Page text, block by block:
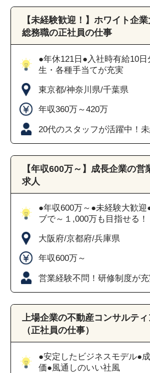
【未経験歓迎！】ホワイト企業
総務職の正社員の仕事
●年休121日●入社時有給10
生・各種手当てが充実
東京都/神奈川県/千葉県
年収360万～420万
20代のスタッフが活躍中！
【年収600万～】成長企業の営
求人
●年収600万～●未経験大歓迎
ブで～１,000万も目指せる！
大阪府/京都府/兵庫県
年収600万～
営業経験不問！研修制度が
上場企業の不動産コンサルテ
（正社員の仕事）
●安定したビジネスモデル●
価●風通しのいい社風